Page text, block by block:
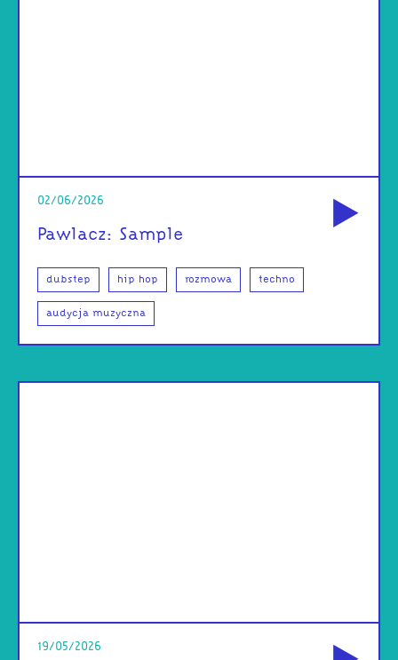
02/06/2026
Pawlacz: Sample
dubstep hip hop rozmowa techno
audycja muzyczna
19/05/2026